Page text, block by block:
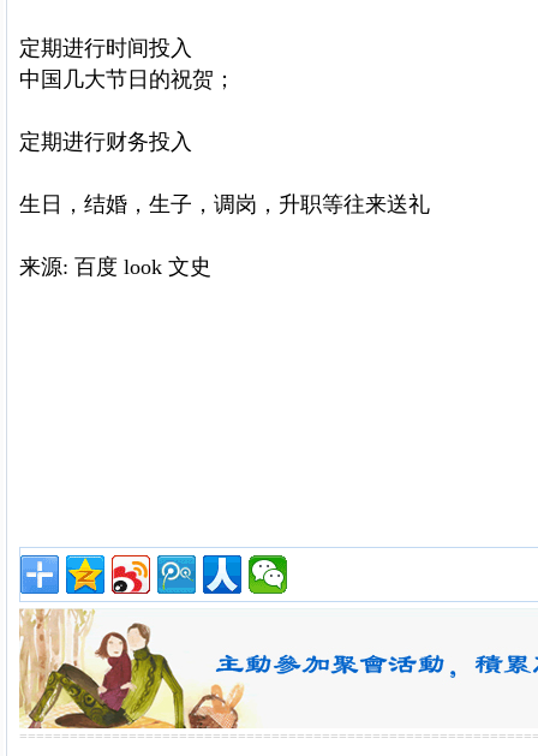
定期进行时间投入
中国几大节日的祝贺；
定期进行财务投入
生日，结婚，生子，调岗，升职等往来送礼
来源: 百度 look 文史